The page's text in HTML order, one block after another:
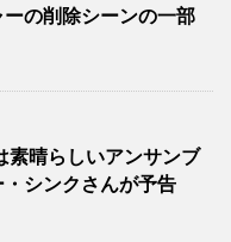
の削除シーンの一部
素晴らしいアンサンブ
シンクさんが予告